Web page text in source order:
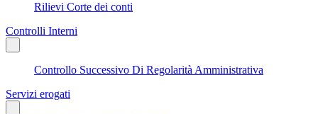
Rilievi Corte dei conti
Controlli Interni
Controllo Successivo Di Regolarità Amministrativa
Servizi erogati